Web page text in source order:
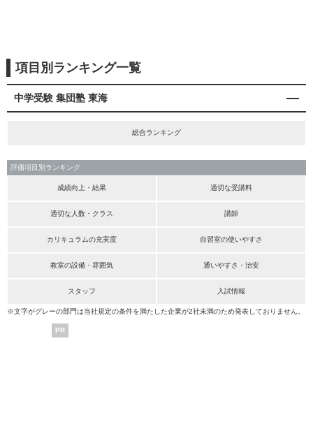
項目別ランキング一覧
中学受験 集団塾 東海
総合ランキング
評価項目別ランキング
成績向上・結果 適切な受講料
適切な人数・クラス 講師
カリキュラムの充実度 自習室の使いやすさ
教室の設備・雰囲気 通いやすさ・治安
スタッフ 入試情報
※文字がグレーの部門は当社規定の条件を満たした企業が2社未満のため発表しておりません。
PR